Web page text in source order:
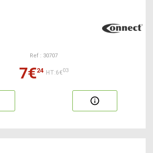
Ref : 30707
7€24 HT:6€03